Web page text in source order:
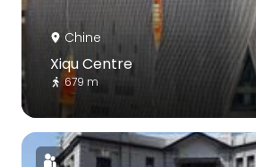
Chine
Xiqu Centre
679 m